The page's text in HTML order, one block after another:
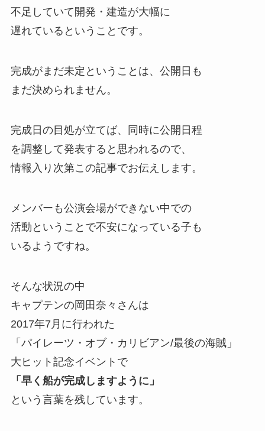
不足していて開発・建造が大幅に
遅れているということです。
完成がまだ未定ということは、公開日も
まだ決められません。
完成日の目処が立てば、同時に公開日程
を調整して発表すると思われるので、
情報入り次第この記事でお伝えします。
メンバーも公演会場ができない中での
活動ということで不安になっている子も
いるようですね。
そんな状況の中
キャプテンの岡田奈々さんは
2017年7月に行われた
「パイレーツ・オブ・カリビアン/最後の海賊」
大ヒット記念イベントで
「早く船が完成しますように」
という言葉を残しています。